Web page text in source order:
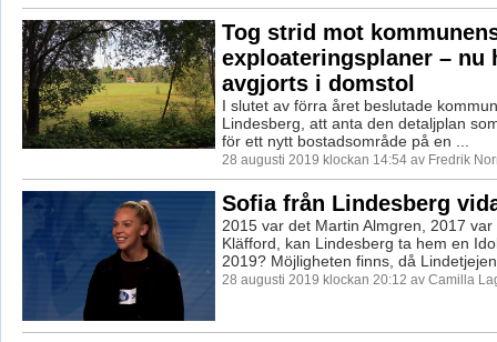
Tog strid mot
exploateringsplaner – nu
avgjorts i domstol
I slutet av förra året beslutade
Lindesberg, att anta den detaljplan
för ett nytt bostadsområde på en ...
28 augusti 2019 klockan 14:54 av Fredrik
Sofia från Lindesberg
2015 var det Martin Almgren, 2017 var
Kläfford, kan Lindesberg ta hem en
2019? Möjligheten finns, då
28 augusti 2019 klockan 20:12 av Camilla